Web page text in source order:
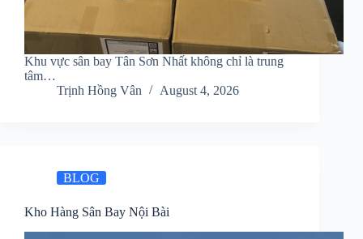
Khu vực sân bay Tân Sơn Nhất không chỉ là trung
tâm…
Trịnh Hồng Vân
August 4, 2026
BLOG
Kho Hàng Sân Bay Nội Bài